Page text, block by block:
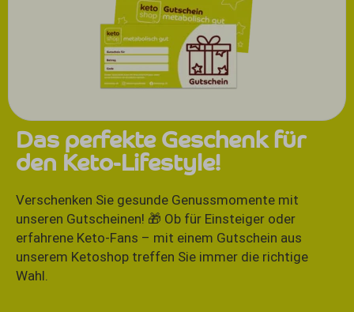
Das perfekte Geschenk für
den Keto-Lifestyle!
Verschenken Sie gesunde Genussmomente mit
unseren Gutscheinen! 🎁 Ob für Einsteiger oder
erfahrene Keto-Fans – mit einem Gutschein aus
unserem Ketoshop treffen Sie immer die richtige
Wahl.